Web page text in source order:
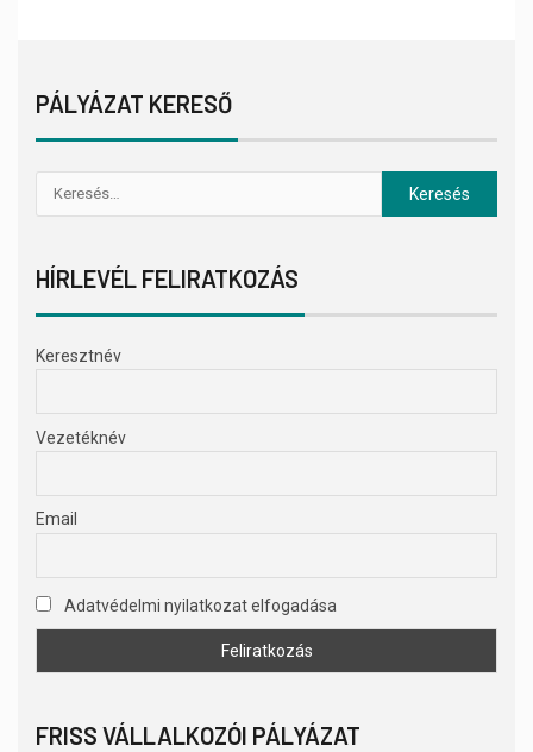
PÁLYÁZAT KERESŐ
HÍRLEVÉL FELIRATKOZÁS
Keresztnév
Vezetéknév
Email
Adatvédelmi nyilatkozat elfogadása
FRISS VÁLLALKOZÓI PÁLYÁZAT